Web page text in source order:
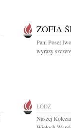
ZOFIA
Pani Poseł
wyrazy
ŁÓDŹ
Naszej